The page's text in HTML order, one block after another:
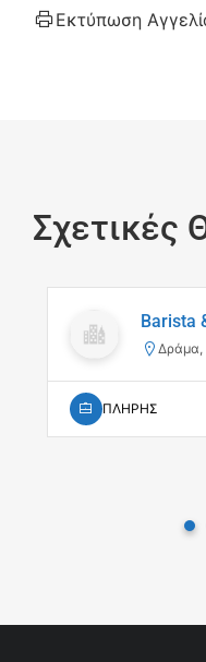
Εκτύπωση
Σχετικές
Barista
Δράμα,
ΠΛΗΡΗΣ